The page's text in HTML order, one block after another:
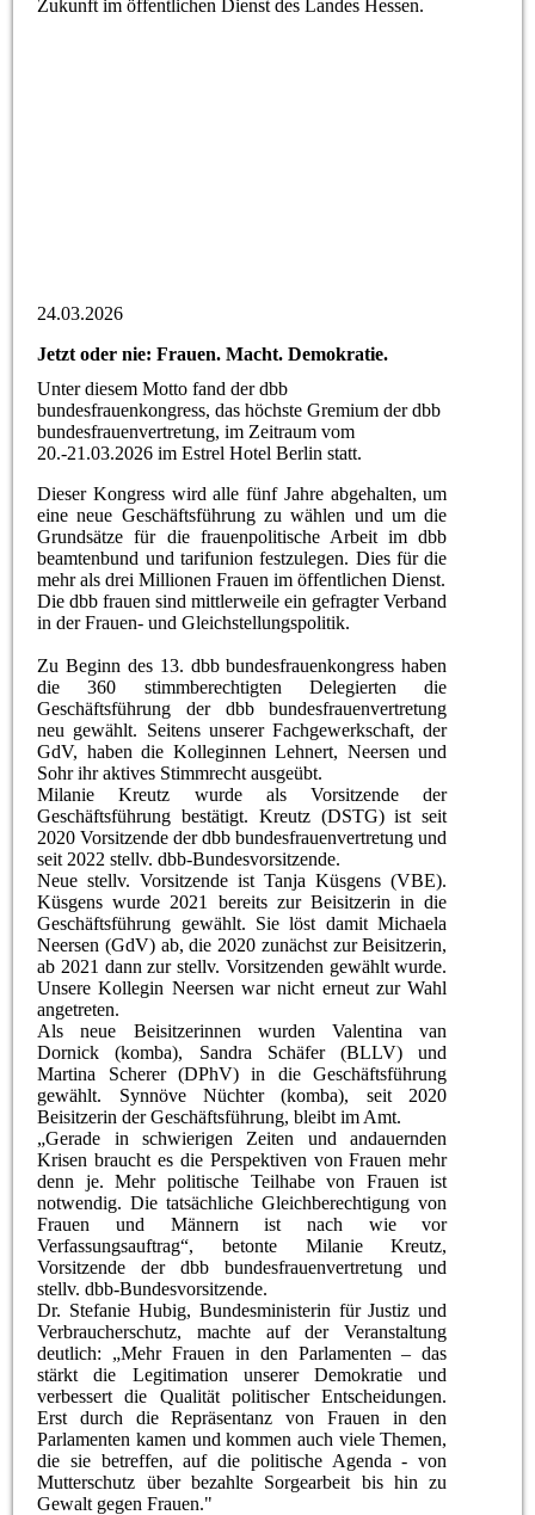
Zukunft im öffentlichen Dienst des Landes Hessen.
24.03.2026
Jetzt oder nie: Frauen. Macht. Demokratie.
Unter diesem Motto fand der dbb
bundesfrauenkongress, das höchste Gremium der dbb
bundesfrauenvertretung, im Zeitraum vom
20.-21.03.2026 im Estrel Hotel Berlin statt.
Dieser Kongress wird alle fünf Jahre abgehalten, um
eine neue Geschäftsführung zu wählen und um die
Grundsätze für die frauenpolitische Arbeit im dbb
beamtenbund und tarifunion festzulegen. Dies für die
mehr als drei Millionen Frauen im öffentlichen Dienst.
Die dbb frauen sind mittlerweile ein gefragter Verband
in der Frauen- und Gleichstellungspolitik.
Zu Beginn des 13. dbb bundesfrauenkongress haben
die 360 stimmberechtigten Delegierten die
Geschäftsführung der dbb bundesfrauenvertretung
neu gewählt. Seitens unserer Fachgewerkschaft, der
GdV, haben die Kolleginnen Lehnert, Neersen und
Sohr ihr aktives Stimmrecht ausgeübt.
Milanie Kreutz wurde als Vorsitzende der
Geschäftsführung bestätigt. Kreutz (DSTG) ist seit
2020 Vorsitzende der dbb bundesfrauenvertretung und
seit 2022 stellv. dbb-Bundesvorsitzende.
Neue stellv. Vorsitzende ist Tanja Küsgens (VBE).
Küsgens wurde 2021 bereits zur Beisitzerin in die
Geschäftsführung gewählt. Sie löst damit Michaela
Neersen (GdV) ab, die 2020 zunächst zur Beisitzerin,
ab 2021 dann zur stellv. Vorsitzenden gewählt wurde.
Unsere Kollegin Neersen war nicht erneut zur Wahl
angetreten.
Als neue Beisitzerinnen wurden Valentina van
Dornick (komba), Sandra Schäfer (BLLV) und
Martina Scherer (DPhV) in die Geschäftsführung
gewählt. Synnöve Nüchter (komba), seit 2020
Beisitzerin der Geschäftsführung, bleibt im Amt.
„Gerade in schwierigen Zeiten und andauernden
Krisen braucht es die Perspektiven von Frauen mehr
denn je. Mehr politische Teilhabe von Frauen ist
notwendig. Die tatsächliche Gleichberechtigung von
Frauen und Männern ist nach wie vor
Verfassungsauftrag“, betonte Milanie Kreutz,
Vorsitzende der dbb bundesfrauenvertretung und
stellv. dbb-Bundesvorsitzende.
Dr. Stefanie Hubig, Bundesministerin für Justiz und
Verbraucherschutz, machte auf der Veranstaltung
deutlich: „Mehr Frauen in den Parlamenten – das
stärkt die Legitimation unserer Demokratie und
verbessert die Qualität politischer Entscheidungen.
Erst durch die Repräsentanz von Frauen in den
Parlamenten kamen und kommen auch viele Themen,
die sie betreffen, auf die politische Agenda - von
Mutterschutz über bezahlte Sorgearbeit bis hin zu
Gewalt gegen Frauen."